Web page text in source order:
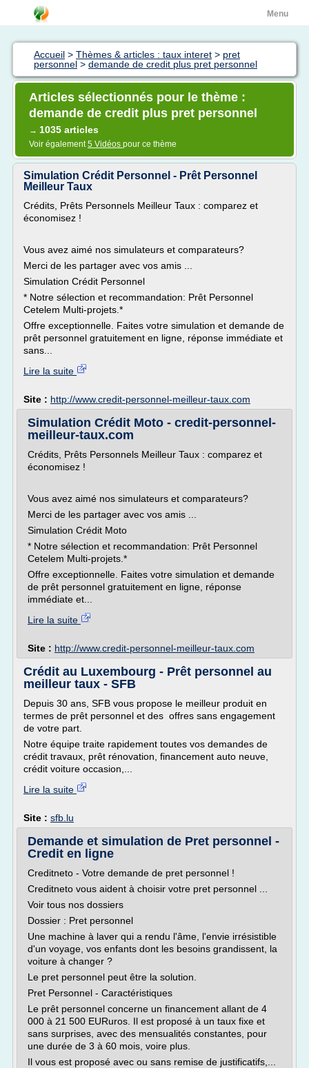
Menu
Accueil > Thèmes & articles : taux interet > pret
personnel > demande de credit plus pret personnel
Articles sélectionnés pour le thème :
demande de credit plus pret personnel
→ 1035 articles
Voir également5 Vidéos pour ce thème
Simulation Crédit Personnel - Prêt Personnel
Meilleur Taux
Crédits, Prêts Personnels Meilleur Taux : comparez et
économisez !
Vous avez aimé nos simulateurs et comparateurs?
Merci de les partager avec vos amis ...
Simulation Crédit Personnel
* Notre sélection et recommandation: Prêt Personnel
Cetelem Multi-projets.*
Offre exceptionnelle. Faites votre simulation et demande de
prêt personnel gratuitement en ligne, réponse immédiate et
sans...
Lire la suite
Site : http://www.credit-personnel-meilleur-taux.com
Simulation Crédit Moto - credit-personnel-
meilleur-taux.com
Crédits, Prêts Personnels Meilleur Taux : comparez et
économisez !
Vous avez aimé nos simulateurs et comparateurs?
Merci de les partager avec vos amis ...
Simulation Crédit Moto
* Notre sélection et recommandation: Prêt Personnel
Cetelem Multi-projets.*
Offre exceptionnelle. Faites votre simulation et demande
de prêt personnel gratuitement en ligne, réponse
immédiate et...
Lire la suite
Site : http://www.credit-personnel-meilleur-taux.com
Crédit au Luxembourg - Prêt personnel au
meilleur taux - SFB
Depuis 30 ans, SFB vous propose le meilleur produit en
termes de prêt personnel et des offres sans engagement
de votre part.
Notre équipe traite rapidement toutes vos demandes de
crédit travaux, prêt rénovation, financement auto neuve,
crédit voiture occasion,...
Lire la suite
Site : sfb.lu
Demande et simulation de Pret personnel -
Credit en ligne
Creditneto - Votre demande de pret personnel !
Creditneto vous aident à choisir votre pret personnel ...
Voir tous nos dossiers
Dossier : Pret personnel
Une machine à laver qui a rendu l'âme, l'envie irrésistible
d'un voyage, vos enfants dont les besoins grandissent, la
voiture à changer ?
Le pret personnel peut être la solution.
Pret Personnel - Caractéristiques
Le prêt personnel concerne un financement allant de 4
000 à 21 500 EURuros. Il est proposé à un taux fixe et
sans surprises, avec des mensualités constantes, pour
une durée de 3 à 60 mois, voire plus.
Il vous est proposé avec ou sans remise de justificatifs,...